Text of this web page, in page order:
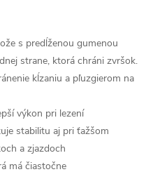
s predĺženou gumenou
strane, ktorá chráni zvršok.
kĺzaniu a pľuzgierom na
výkon pri lezení
stabilitu aj pri ťažšom
a zjazdoch
má čiastočne